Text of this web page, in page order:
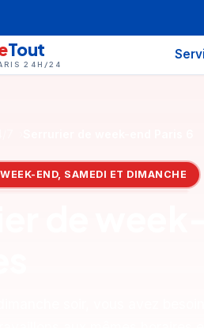
Tout
24H/24
END, SAMEDI ET DIMANCHE